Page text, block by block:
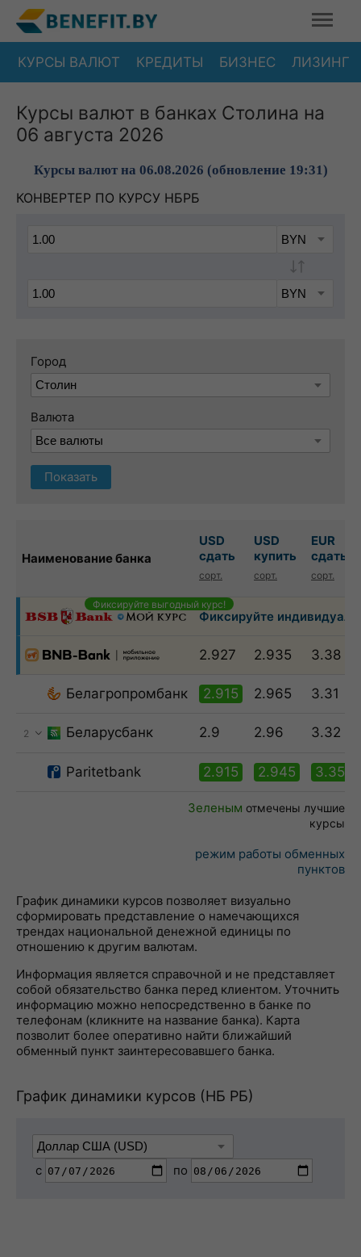
КУРСЫ ВАЛЮТ КРЕДИТЫ БИЗНЕС ЛИЗИНГ
Курсы валют в банках Столина на
06 августа 2026
Курсы валют на 06.08.2026 (обновление 19:31)
КОНВЕРТЕР ПО КУРСУ НБРБ
Город
Валюта
Показать
Наименование банка
USD
сдать
сорт.
USD
купить
сорт.
EUR
сдать
сорт.
Фиксируйте выгодный курс!
Фиксируйте
2.927 2.935 3.38
Белагропромбанк 2.915 2.965 3.31
2 Беларусбанк 2.9 2.96 3.32
Paritetbank 2.915 2.945 3.35
Зеленым отмечены лучшие
курсы
режим работы обменных
пунктов
График динамики курсов позволяет визуально
сформировать представление о намечающихся
трендах национальной денежной единицы по
отношению к другим валютам.
Информация является справочной и не представляет
собой обязательство банка перед клиентом. Уточнить
информацию можно непосредственно в банке по
телефонам (кликните на название банка). Карта
позволит более оперативно найти ближайший
обменный пункт заинтересовавшего банка.
График динамики курсов (НБ РБ)
с по